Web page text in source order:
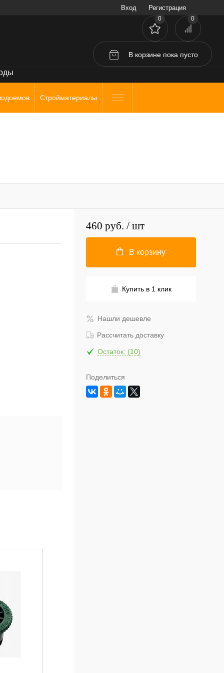
Вход Регистрация
0 0
В корзине пока пусто
Стройматериалы
460 руб. / шт
В корзину
Купить в 1 клик
Нашли дешевле
Рассчитать доставку
Остаток: (10)
Поделиться